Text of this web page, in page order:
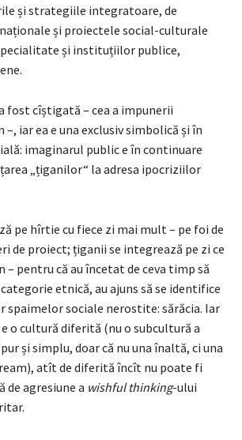
și strategiile integratoare, de
și proiectele social-culturale
și instituțiilor publice,
fost cîștigată – cea a impunerii
iar ea e una exclusiv simbolică și în
imaginarul public e în continuare
„țiganilor“ la adresa ipocriziilor
pe hîrtie cu fiece zi mai mult – pe foi de
de proiect; țiganii se integrează pe zi ce
pentru că au încetat de ceva timp să
etnică, au ajuns să se identifice
spaimelor sociale nerostite: sărăcia. Iar
o cultură diferită (nu o subcultură a
și simplu, doar că nu una înaltă, ci una
atît de diferită încît nu poate fi
de agresiune a wishful thinking-ului